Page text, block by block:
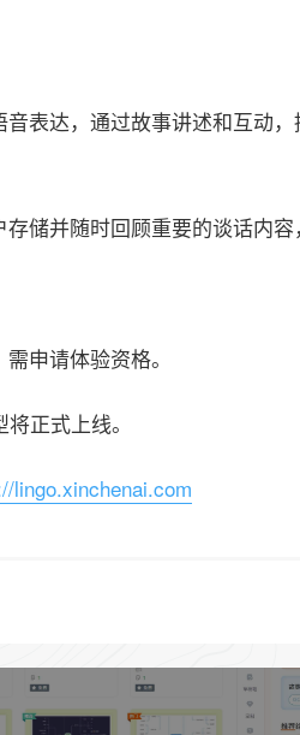
表达，通过故事讲述和互动，
储并随时回顾重要的谈话内容
申请体验资格。
正式上线。
lingo.xinchenai.com